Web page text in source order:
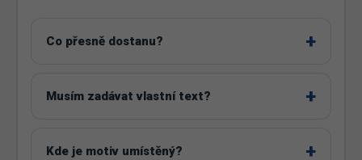
Co přesně dostanu?
Musím zadávat vlastní text?
Kde je motiv umístěný?